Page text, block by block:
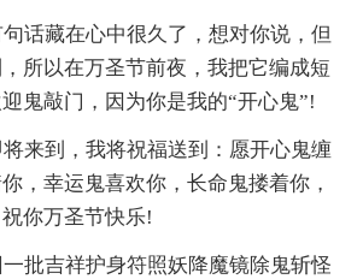
话藏在心中很久了，想对你说，但
所以在万圣节前夜，我把它编成短
鬼敲门，因为你是我的“开心鬼”!
来到，我将祝福送到：愿开心鬼缠
，幸运鬼喜欢你，长命鬼搂着你，
你万圣节快乐!
批吉祥护身符照妖降魔镜除鬼斩怪